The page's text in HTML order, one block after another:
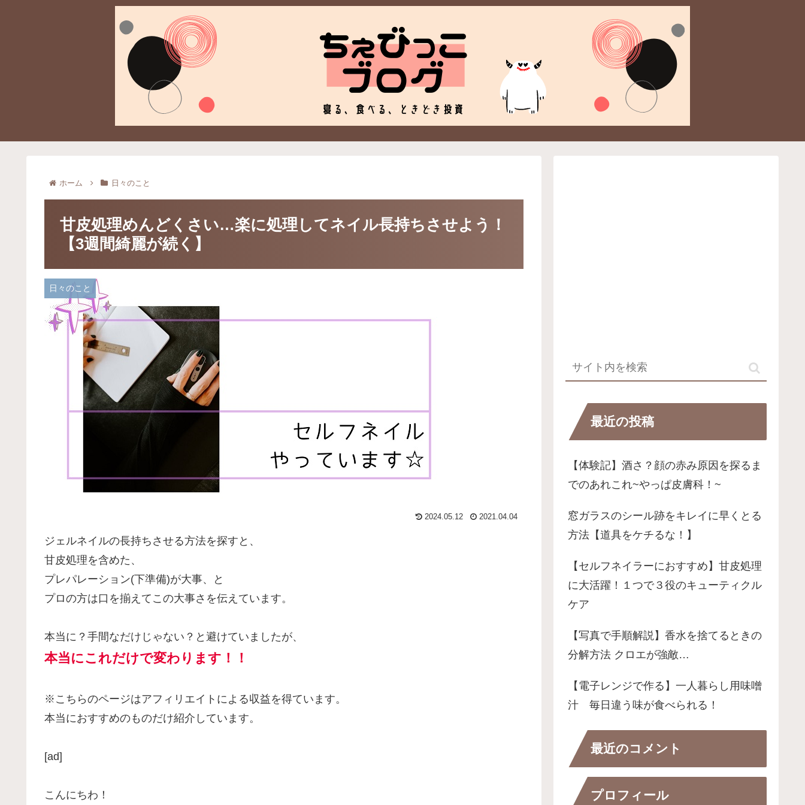
ホーム 日々のこと
甘皮処理めんどくさい…楽に処理してネイル長持ちさせよう！
【3週間綺麗が続く】
日々のこと
2024.05.12 2021.04.04
ジェルネイルの長持ちさせる方法を探すと、
甘皮処理を含めた、
プレパレーション(下準備)が大事、と
プロの方は口を揃えてこの大事さを伝えています。
本当に？手間なだけじゃない？と避けていましたが、
本当にこれだけで変わります！！
※こちらのページはアフィリエイトによる収益を得ています。
本当におすすめのものだけ紹介しています。
[ad]
こんにちわ！
最近の投稿
【体験記】酒さ？顔の赤み原因を探るま
でのあれこれ~やっぱ皮膚科！~
窓ガラスのシール跡をキレイに早くとる
方法【道具をケチるな！】
【セルフネイラーにおすすめ】甘皮処理
に大活躍！１つで３役のキューティクル
ケア
【写真で手順解説】香水を捨てるときの
分解方法 クロエが強敵…
【電子レンジで作る】一人暮らし用味噌
汁 毎日違う味が食べられる！
最近のコメント
プロフィール